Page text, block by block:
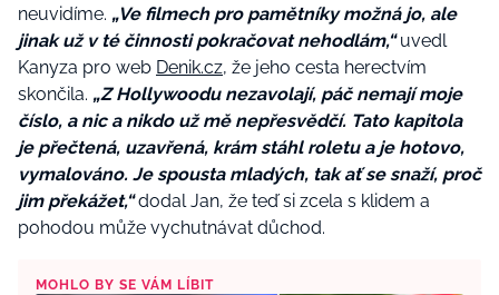
neuvidíme. „Ve filmech pro pamětníky možná jo, ale
jinak už v té činnosti pokračovat nehodlám,“uvedl
Kanyza pro web Denik.cz, že jeho cesta herectvím
skončila. „Z Hollywoodu nezavolají, páč nemají moje
číslo, a nic a nikdo už mě nepřesvědčí. Tato kapitola
je přečtená, uzavřená, krám stáhl roletu a je hotovo,
vymalováno. Je spousta mladých, tak ať se snaží, proč
jim překážet,“dodal Jan, že teď si zcela s klidem a
pohodou může vychutnávat důchod.
MOHLO BY SE VÁM LÍBIT